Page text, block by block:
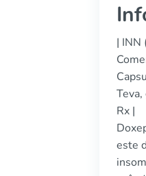
|
Rx |
este